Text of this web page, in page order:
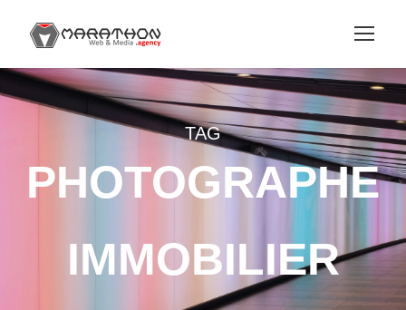
TAG
PHOTOGRAPHE
IMMOBILIER